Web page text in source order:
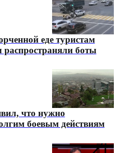
еде туристам
боты
что нужно
боевым действиям